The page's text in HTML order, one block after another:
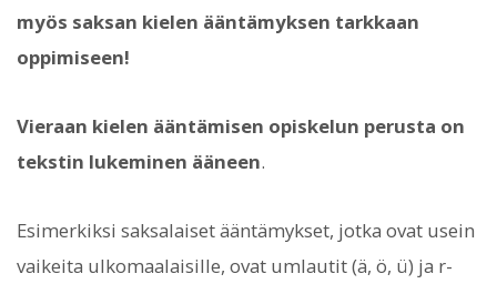
myös saksan kielen ääntämyksen tarkkaan
oppimiseen!
Vieraan kielen ääntämisen opiskelun perusta on
tekstin lukeminen ääneen.
Esimerkiksi saksalaiset ääntämykset, jotka ovat usein
vaikeita ulkomaalaisille, ovat umlautit (ä, ö, ü) ja r-